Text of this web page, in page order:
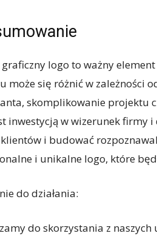
logo to ważny
może się różnić w zależności
skomplikowanie projektu
inwestycją w wizerunek firmy
i budować
i unikalne logo, które
do działania:
do skorzystania z